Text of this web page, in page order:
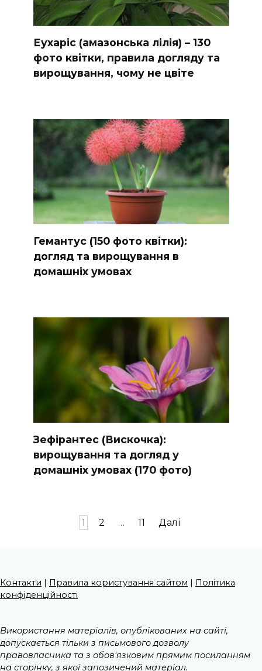
Еухаріс (амазонська лілія) – 130
фото квітки, правила догляду та
вирощування, чому не цвіте
Гемантус (150 фото квітки):
догляд та вирощування в
домашніх умовах
Зефірантес (Вискочка):
вирощування та догляд у
домашніх умовах (170 фото)
1 2 … 11 Далі
Контакти | Правила користування сайтом | Політика
конфіденційності
Використання матеріалів, опублікованих на сайті,
допускається тільки з письмового дозволу
правовласника та з обов'язковим прямим посиланням
на сторінку, з якої запозичений матеріал.